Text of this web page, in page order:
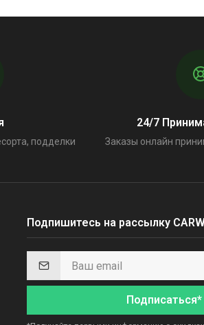
подделки
24/7
Заказы онлайн
Подпишитесь на рассылку
Подписаться*